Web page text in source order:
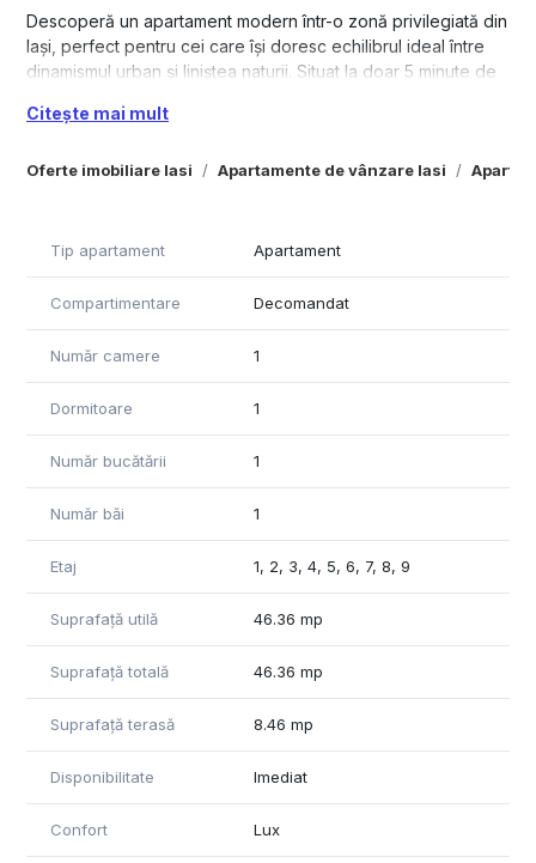
Oferte imobiliare Iasi Apartamente de vânzare Iasi
Descoperă un apartament modern într-o zonă privilegiată din
Iași, perfect pentru cei care își doresc echilibrul ideal între
dinamismul urban și liniștea naturii. Situat la doar 5 minute de
orașului, în timp ce te bucuri de aerul curat și peisajele
apropiere a Pădurii Cetățuia
Transport facil: Conexiuni optime cu mașina personală sau
Natură și relaxare: Zonă liniștită, cu aer curat și priveliști
Facilități ale complexului:
Spații verzi frumos amenajate
Locuri de joacă sigure pentru copii
Spații comerciale și birouri pentru un stil de viață modern
208 locuri de parcare (subterane și supraterane) pentru
confortul tău
unde vei crea momente memorabile, înconjurat de natură și
Contactează-ne acum pentru detalii suplimentare și
programează o vizionare pentru a descoperi apartamentul
tău de vis!
Citește mai mult
Tip apartament Apartament
Compartimentare Decomandat
Număr camere 1
Dormitoare 1
Număr bucătării 1
Număr băi 1
Etaj 1, 2, 3, 4, 5, 6, 7, 8, 9
Suprafață utilă 46.36 mp
Suprafață totală 46.36 mp
Suprafață terasă 8.46 mp
Disponibilitate Imediat
Confort Lux